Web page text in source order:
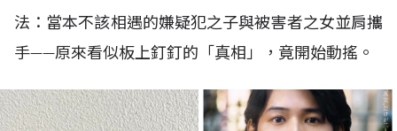
法：當本不該相遇的嫌疑犯之子與被害者之女並肩攜
手——原來看似板上釘釘的「真相」，竟開始動搖。